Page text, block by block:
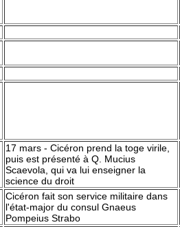
17 mars - Cicéron prend la toge virile,
puis est présenté à Q. Mucius
Scaevola, qui va lui enseigner la
science du droit
Cicéron fait son service militaire dans
l'état-major du consul Gnaeus
Pompeius Strabo